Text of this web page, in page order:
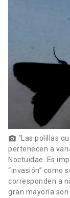
photo_camera "Las polillas
pertenecen a
Noctuidae. Es
“invasión” como
corresponden a
gran mayoría